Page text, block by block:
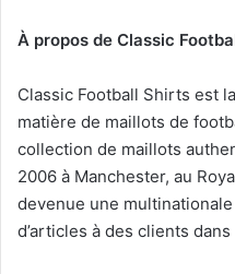
À propos de Classic
Classic Football Shirts est
matière de maillots de
collection de maillots
2006 à Manchester, au
devenue une
d’articles à des clients